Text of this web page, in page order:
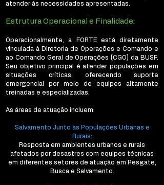
atender às necessidades apresentadas.
Estrutura Operacional e Finalidade:
Operacionalmente, a FORTE está diretamente
vinculada à Diretoria de Operações e Comando e
ao Comando Geral de Operações (CGO) da BUSF.
Seu objetivo principal é atender populações em
situações críticas, oferecendo suporte
emergencial por meio de equipes altamente
treinadas e especializadas.
As áreas de atuação incluem:
Salvamento Junto às Populações Urbanas e
Rurais:
Resposta em ambientes urbanos e rurais
afetados por desastres com equipes técnicas
em diferentes setores de atuação em Resgate,
Busca e Salvamento.